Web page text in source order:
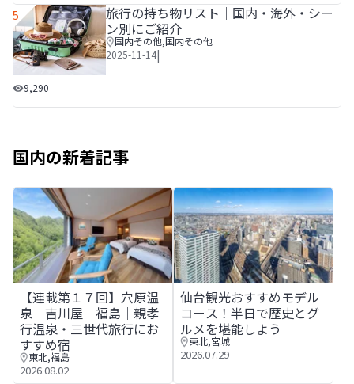
5
旅行の持ち物リスト│国内・海外・シーン別にご紹介
9,290
旅行の持ち物リスト│国内・海外・シー
ン別にご紹介
国内その他,国内その他
2025-11-14|
国内の新着記事
【連載第１７回】穴原温泉 吉川屋 福島│親孝行温泉・
【連載第１７回】穴原温
泉 吉川屋 福島│親孝
行温泉・三世代旅行にお
すすめ宿
東北,福島
2026.08.02
仙台観光おすすめモデルコー
仙台観光おすすめモデル
コース！半日で歴史とグ
ルメを堪能しよう
東北,宮城
2026.07.29